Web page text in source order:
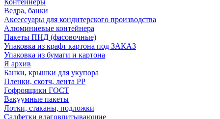
Контейнеры
Ведра, банки
Аксессуары для кондитерского производства
Алюминиевые контейнера
Пакеты ПНД (фасовочные)
Упаковка из крафт картона под ЗАКАЗ
Упаковка из бумаги и картона
Я архив
Банки, крышки для укупора
Пленки, скотч, лента РР
Гофроящики ГОСТ
Вакуумные пакеты
Лотки, стаканы, подложки
Салфетки влаговпитывающие